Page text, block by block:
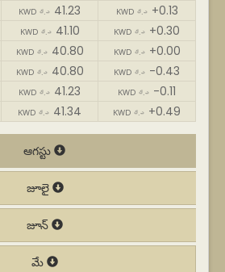
KWD د.ك 41.23 KWD د.ك +0.13
KWD د.ك 41.10 KWD د.ك +0.30
KWD د.ك 40.80 KWD د.ك +0.00
KWD د.ك 40.80 KWD د.ك -0.43
KWD د.ك 41.23 KWD د.ك -0.11
KWD د.ك 41.34 KWD د.ك +0.49
ఆగస్టు
జూలై
జూన్
మే